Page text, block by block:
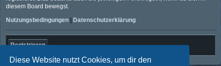
Diese Website nutzt Cookies, um dir den
diesem Board bewegst.
Nutzungsbedingungen
Datenschutzerklärung
Registrieren